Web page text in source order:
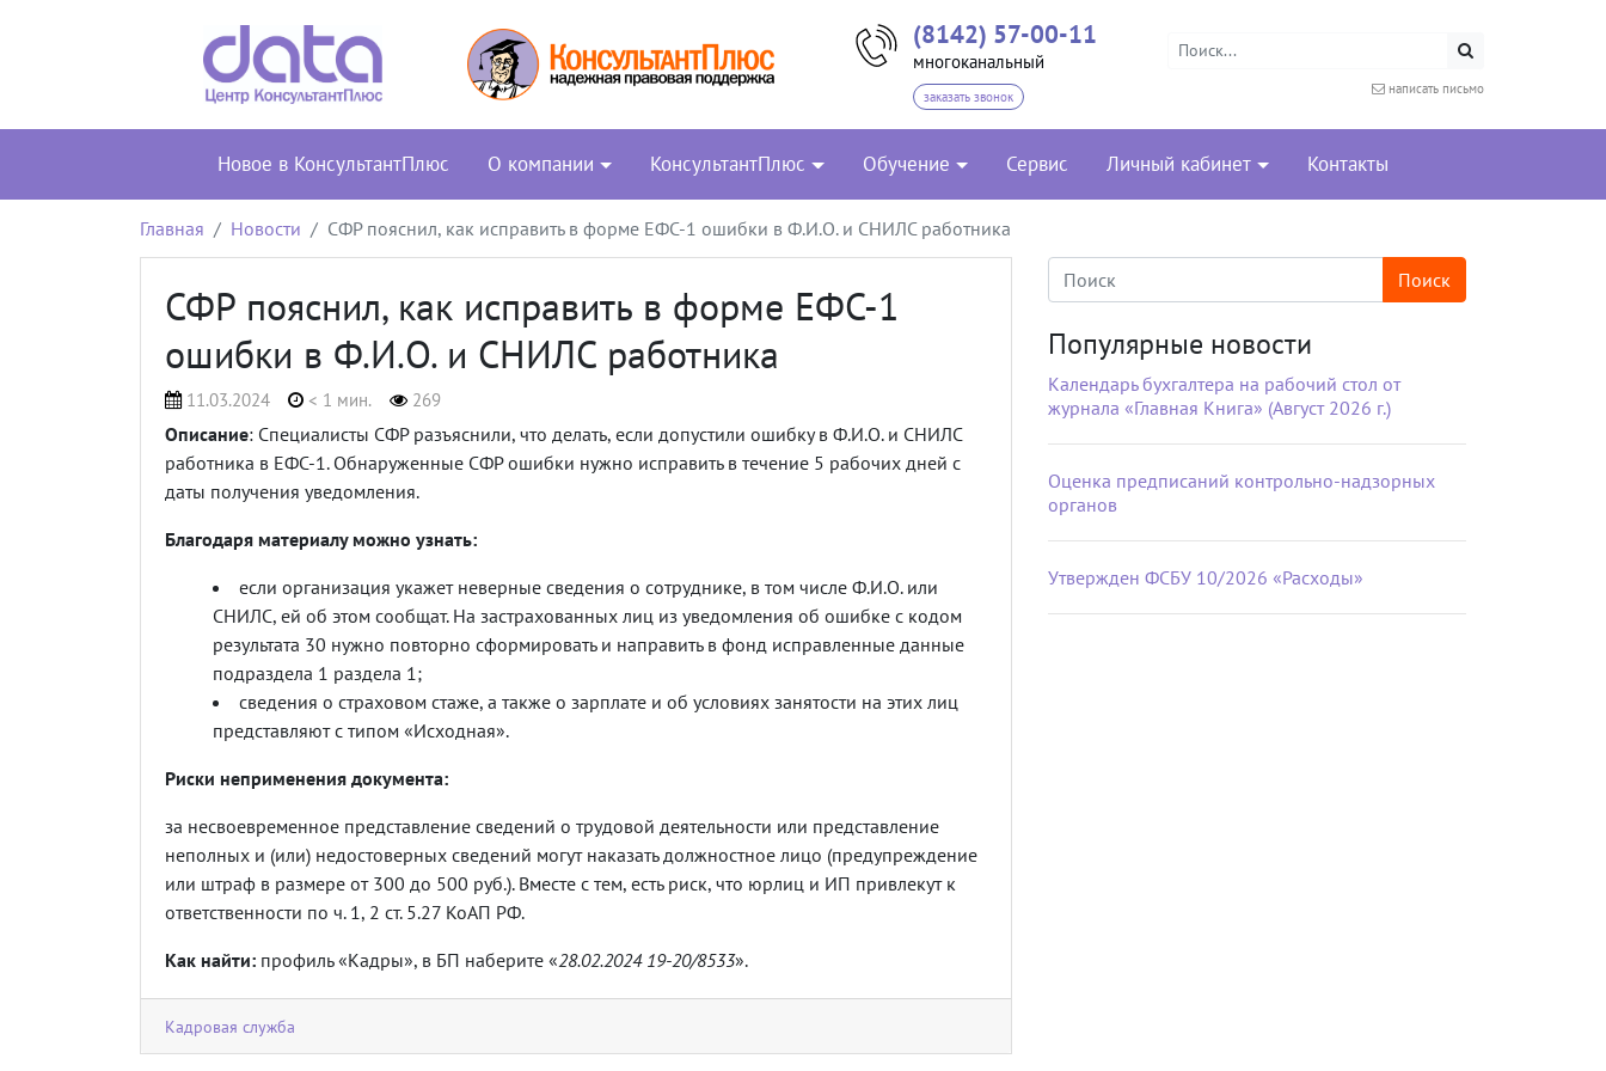
(8142) 57-00-11
многоканальный
заказать звонок
написать письмо
Новое в КонсультантПлюс О компании КонсультантПлюс Обучение Сервис Личный кабинет Контакты
Главная Новости СФР пояснил, как исправить в форме ЕФС-1 ошибки в Ф.И.О. и СНИЛС работника
СФР пояснил, как исправить в форме ЕФС-1
ошибки в Ф.И.О. и СНИЛС работника
11.03.2024 < 1 мин. 269
Описание: Специалисты СФР разъяснили, что делать, если допустили ошибку в Ф.И.О. и СНИЛС
работника в ЕФС-1. Обнаруженные СФР ошибки нужно исправить в течение 5 рабочих дней с
даты получения уведомления.
Благодаря материалу можно узнать:
если организация укажет неверные сведения о сотруднике, в том числе Ф.И.О. или
СНИЛС, ей об этом сообщат. На застрахованных лиц из уведомления об ошибке с кодом
результата 30 нужно повторно сформировать и направить в фонд исправленные данные
подраздела 1 раздела 1;
сведения о страховом стаже, а также о зарплате и об условиях занятости на этих лиц
представляют с типом «Исходная».
Риски неприменения документа:
за несвоевременное представление сведений о трудовой деятельности или представление
неполных и (или) недостоверных сведений могут наказать должностное лицо (предупреждение
или штраф в размере от 300 до 500 руб.). Вместе с тем, есть риск, что юрлиц и ИП привлекут к
ответственности по ч. 1, 2 ст. 5.27 КоАП РФ.
Как найти: профиль «Кадры», в БП наберите «28.02.2024 19-20/8533».
Кадровая служба
Популярные новости
Календарь бухгалтера на рабочий стол от
журнала «Главная Книга» (Август 2026 г.)
Оценка предписаний контрольно-надзорных
органов
Утвержден ФСБУ 10/2026 «Расходы»